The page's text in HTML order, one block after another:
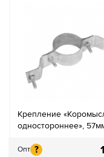
Крепление
одностороннее»,
Опт ?